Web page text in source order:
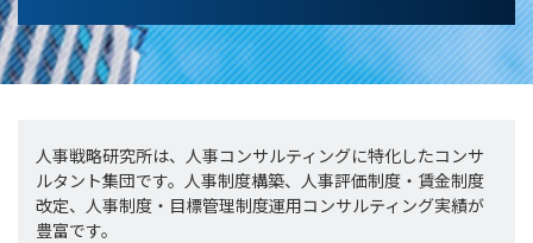
人事戦略研究所は、人事コンサルティングに特化したコンサ
ルタント集団です。人事制度構築、人事評価制度・賃金制度
改定、人事制度・目標管理制度運用コンサルティング実績が
豊富です。